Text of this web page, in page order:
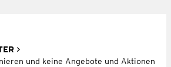
und keine Angebote und Aktionen